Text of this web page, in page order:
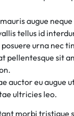
augue
tellus id
urna nec
pellentesque sit
auctor eu augue
ultricies leo.
morbi tristique